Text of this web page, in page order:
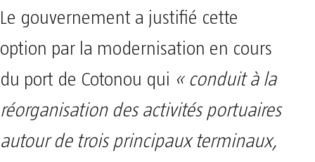
Le gouvernement a justifié cette
option par la modernisation en cours
du port de Cotonou qui « conduit à la
réorganisation des activités portuaires
autour de trois principaux terminaux,